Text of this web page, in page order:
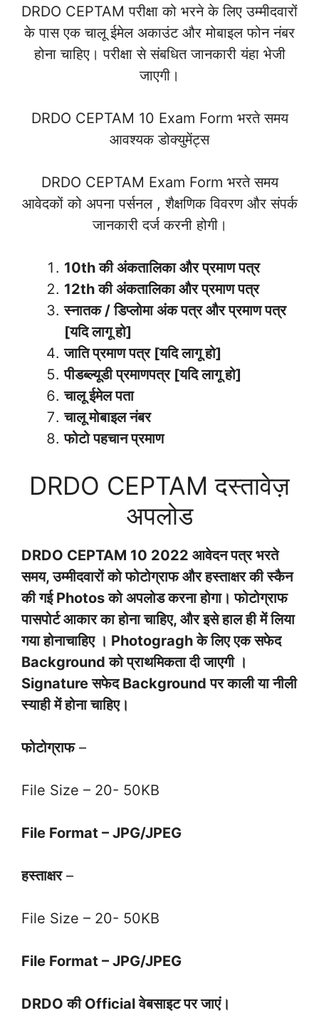
DRDO CEPTAM परीक्षा को भरने के लिए उम्मीदवारों
के पास एक चालू ईमेल अकाउंट और मोबाइल फोन नंबर
होना चाहिए। परीक्षा से संबधित जानकारी यंहा भेजी
जाएगी।
DRDO CEPTAM 10 Exam Form भरते समय
आवश्यक डोक्युमेंट्स
DRDO CEPTAM Exam Form भरते समय
आवेदकों को अपना पर्सनल , शैक्षणिक विवरण और संपर्क
जानकारी दर्ज करनी होगी।
10th की अंकतालिका और प्रमाण पत्र
12th की अंकतालिका और प्रमाण पत्र
स्नातक / डिप्लोमा अंक पत्र और प्रमाण पत्र
[यदि लागू हो]
जाति प्रमाण पत्र [यदि लागू हो]
पीडब्ल्यूडी प्रमाणपत्र [यदि लागू हो]
चालू ईमेल पता
चालू मोबाइल नंबर
फोटो पहचान प्रमाण
DRDO CEPTAM दस्तावेज़
अपलोड
DRDO CEPTAM 10 2022 आवेदन पत्र भरते
समय, उम्मीदवारों को फोटोग्राफ और हस्ताक्षर की स्कैन
की गई Photos को अपलोड करना होगा। फोटोग्राफ
पासपोर्ट आकार का होना चाहिए, और इसे हाल ही में लिया
गया होनाचाहिए । Photogragh के लिए एक सफेद
Background को प्राथमिकता दी जाएगी ।
Signature सफेद Background पर काली या नीली
स्याही में होना चाहिए।
फोटोग्राफ–
File Size – 20- 50KB
File Format – JPG/JPEG
हस्ताक्षर–
File Size – 20- 50KB
File Format – JPG/JPEG
DRDO की Official वेबसाइट पर जाएं।